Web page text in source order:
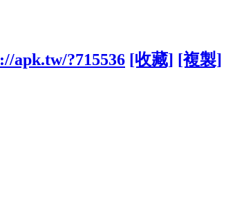
apk.tw/?715536 [收藏] [複製]